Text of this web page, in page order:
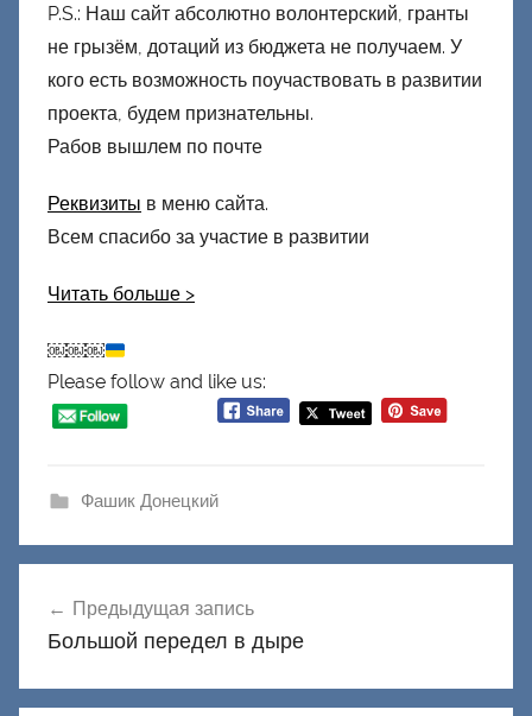
P.S.: Наш сайт абсолютно волонтерский, гранты
не грызём, дотаций из бюджета не получаем. У
кого есть возможность поучаствовать в развитии
проекта, будем признательны.
Рабов вышлем по почте
Реквизиты в меню сайта.
Всем спасибо за участие в развитии
Читать больше >
￼￼￼
Please follow and like us:
Фашик Донецкий
по
Предыдущая запись
Большой передел в дыре